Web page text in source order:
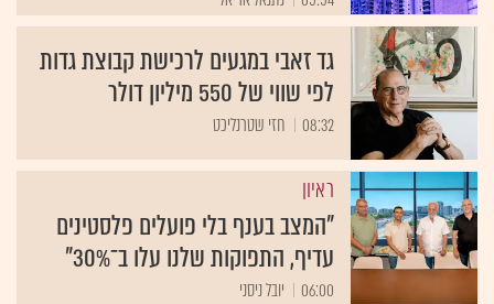
גד זאבי במגעים לרכישת קבוצת גדות
לפי שווי של 550 מיליון דולר
08:32 חזי שטרנליכט
ראיון
"המצב בענף בלי פועלים פלסטינים
עדיף, התפוקות שלנו עלו ב־30%"
06:00 יובל ניסני